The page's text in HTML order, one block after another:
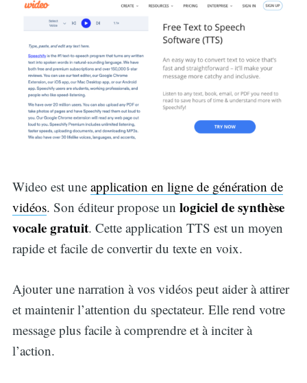
Wideo est une application en ligne de génération de
vidéos. Son éditeur propose un logiciel de synthèse
vocale gratuit. Cette application TTS est un moyen
rapide et facile de convertir du texte en voix.
Ajouter une narration à vos vidéos peut aider à attirer
et maintenir l’attention du spectateur. Elle rend votre
message plus facile à comprendre et à inciter à
l’action.